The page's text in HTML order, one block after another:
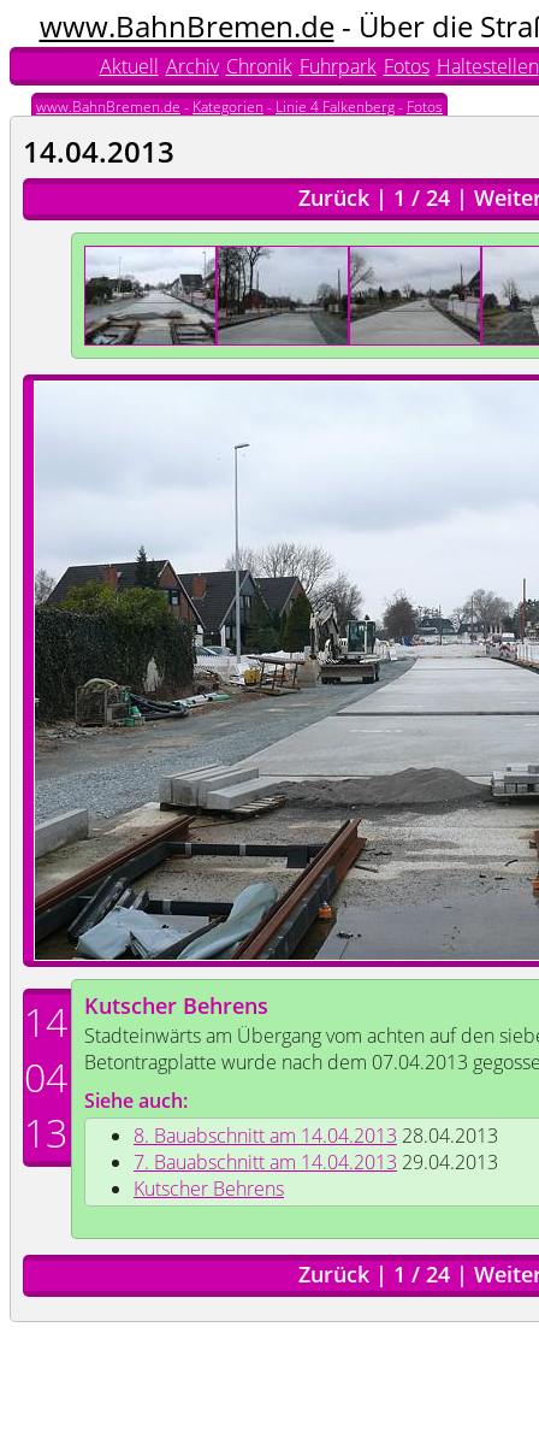
www.BahnBremen.de- Über die
Aktuell Archiv Chronik Fuhrpark Fotos Haltestellen
www.BahnBremen.de - Kategorien - Linie 4 Falkenberg- Fotos
14.04.2013
Zurück | 1 / 24 |
14
04
13
Kutscher Behrens
Stadteinwärts am Übergang vom achten auf den
Betontragplatte wurde nach dem 07.04.2013
Siehe auch:
8. Bauabschnitt am 14.04.2013 28.04.2013
7. Bauabschnitt am 14.04.2013 29.04.2013
Kutscher Behrens
Zurück | 1 / 24 |